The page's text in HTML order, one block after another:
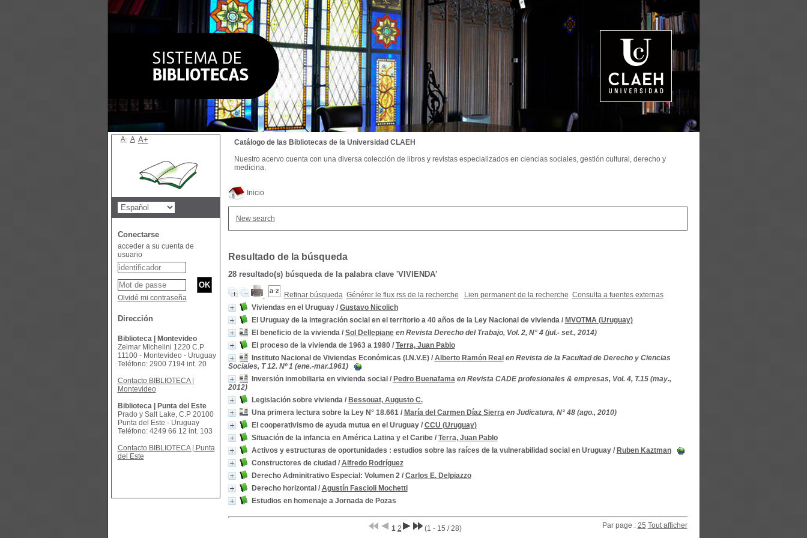
Inicio
New search
Resultado de la búsqueda
28 resultado(s) búsqueda de la palabra clave 'VIVIENDA'
Refinar búsqueda Générer le flux rss de la recherche Lien permanent de la recherche Consulta a fuentes externas
Viviendas en el Uruguay/ Gustavo Nicolich
El Uruguay de la integración social en el territorio a 40 años de la Ley Nacional de vivienda/ MVOTMA (Uruguay)
El beneficio de la vivienda/ Sol Dellepiane en Revista Derecho del Trabajo, Vol. 2, N° 4 (jul.- set., 2014)
El proceso de la vivienda de 1963 a 1980/ Terra, Juan Pablo
Instituto Nacional de Viviendas Económicas (I.N.V.E)/ Alberto Ramón Real en Revista de la Facultad de Derecho y Ciencias
Sociales, T 12. Nº 1 (ene.-mar.1961)
Inversión inmobiliaria en vivienda social / Pedro Buenafama en Revista CADE profesionales & empresas, Vol. 4, T.15 (may.,
2012)
Legislación sobre vivienda/ Bessouat, Augusto C.
Una primera lectura sobre la Ley N° 18.661/ María del Carmen Díaz Sierra en Judicatura, N° 48 (ago., 2010)
El cooperativismo de ayuda mutua en el Uruguay/ CCU (Uruguay)
Situación de la infancia en América Latina y el Caribe/ Terra, Juan Pablo
Activos y estructuras de oportunidades : estudios sobre las raíces de la vulnerabilidad social en Uruguay/ Ruben Kaztman
Constructores de ciudad / Alfredo Rodríguez
Derecho Adminitrativo Especial: Volumen 2/ Carlos E. Delpiazzo
Derecho horizontal / Agustín Fascioli Mochetti
Estudios en homenaje a Jornada de Pozas
1 2 (1 - 15 / 28) Par page : 25 Tout afficher
Catálogo de las Bibliotecas de la Universidad CLAEH
Nuestro acervo cuenta con una diversa colección de libros y revistas especializados en ciencias sociales, gestión cultural, derecho y
medicina.
A- A A+
Conectarse
acceder a su cuenta de
usuario
Olvidé mi contraseña
Dirección
Biblioteca | Montevideo
Zelmar Michelini 1220 C.P
11100 - Montevideo - Uruguay
Teléfono: 2900 7194 int. 20
Contacto BIBLIOTECA |
Montevideo
Biblioteca | Punta del Este
Prado y Salt Lake, C.P 20100
Punta del Este - Uruguay
Teléfono: 4249 66 12 int. 103
Contacto BIBLIOTECA | Punta
del Este